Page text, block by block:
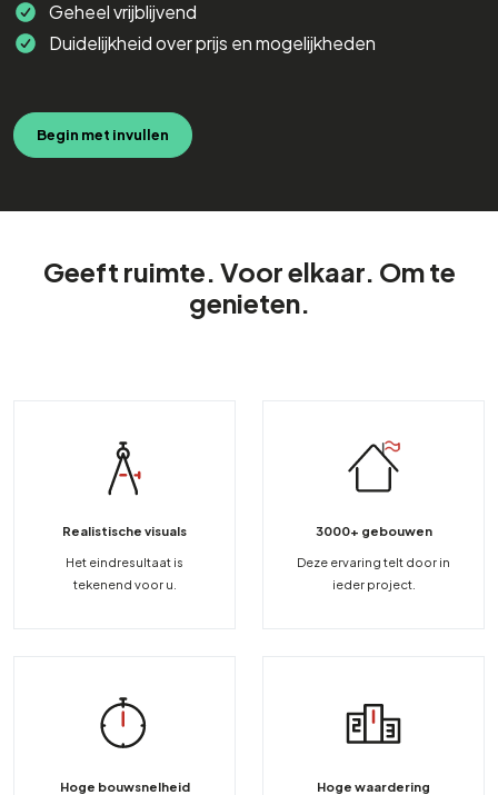
Geheel vrijblijvend
Duidelijkheid over prijs en mogelijkheden
Begin met invullen
Geeft ruimte. Voor elkaar. Om te
genieten.
Realistische visuals
Het eindresultaat is
tekenend voor u.
3000+ gebouwen
Deze ervaring telt door in
ieder project.
Hoge bouwsnelheid
Hoge waardering